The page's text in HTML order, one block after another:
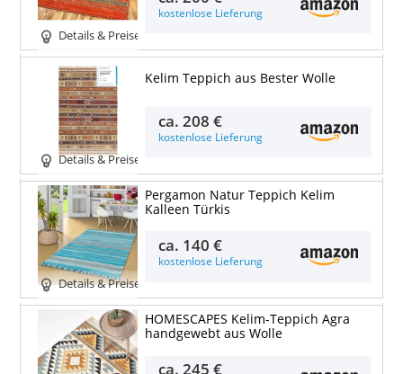
Details & Preise
kostenlose Lieferung
Details & Preise
Kelim Teppich aus Bester Wolle
ca.208 €
kostenlose Lieferung
Details & Preise
Pergamon Natur Teppich Kelim
Kalleen Türkis
ca. 140 €
kostenlose Lieferung
HOMESCAPES Kelim-Teppich Agra
handgewebt aus Wolle
ca.245 €